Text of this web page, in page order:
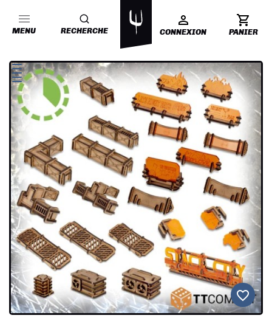
MENU RECHERCHE CONNEXION PANIER
favorite_border